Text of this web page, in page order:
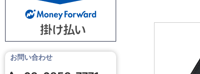
お問い合わせ